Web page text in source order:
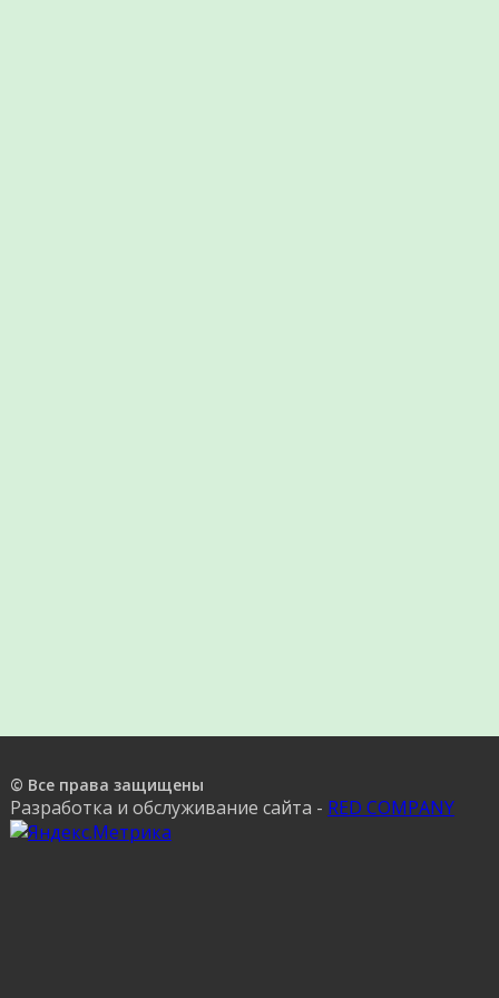
© Все права защищены
Разработка и обслуживание сайта - RED COMPANY